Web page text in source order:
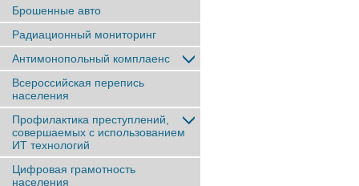
Брошенные авто
Радиационный мониторинг
Антимонопольный комплаенс
Всероссийская перепись
населения
Профилактика преступлений,
совершаемых с использованием
ИТ технологий
Цифровая грамотность
населения